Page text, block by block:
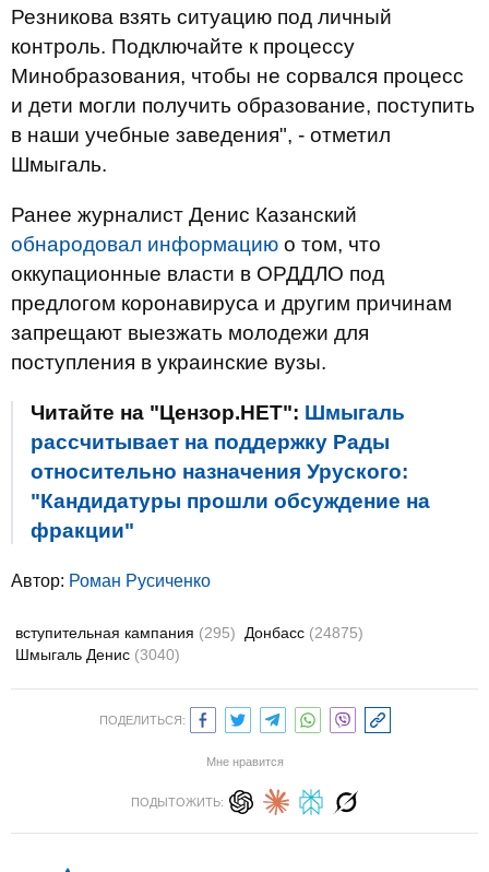
Резникова взять ситуацию под личный
контроль. Подключайте к процессу
Минобразования, чтобы не сорвался процесс
и дети могли получить образование, поступить
в наши учебные заведения", - отметил
Шмыгаль.
Ранее журналист Денис Казанский
обнародовал информацию о том, что
оккупационные власти в ОРДДЛО под
предлогом коронавируса и другим причинам
запрещают выезжать молодежи для
поступления в украинские вузы.
Читайте на "Цензор.НЕТ": Шмыгаль
рассчитывает на поддержку Рады
относительно назначения Уруского:
"Кандидатуры прошли обсуждение на
фракции"
Автор: Роман Русиченко
вступительная кампания (295) Донбасс (24875)
Шмыгаль Денис (3040)
ПОДЕЛИТЬСЯ:
Мне нравится
ПОДЫТОЖИТЬ: